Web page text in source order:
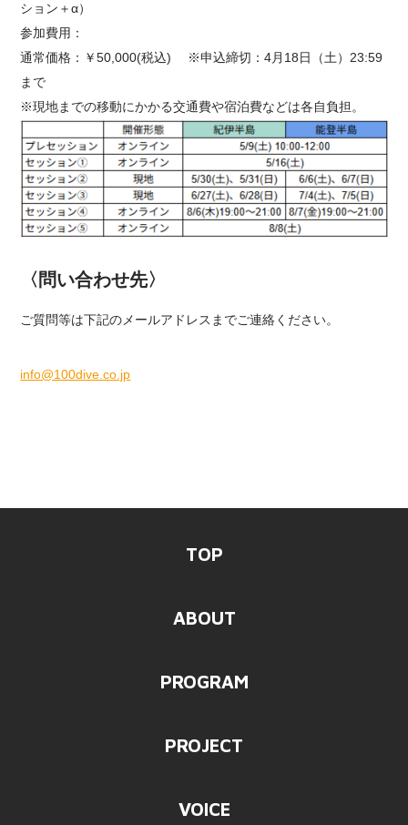
ション＋α）
参加費用：
通常価格：￥50,000(税込) ※申込締切：4月18日（土）23:59
まで
※現地までの移動にかかる交通費や宿泊費などは各自負担。
〈問い合わせ先〉
ご質問等は下記のメールアドレスまでご連絡ください。
info@100dive.co.jp
TOP
ABOUT
PROGRAM
PROJECT
VOICE